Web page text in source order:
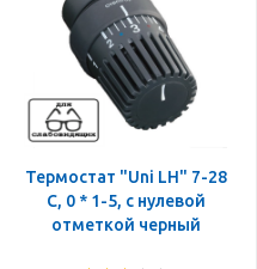
Термостат "Uni LH" 7-28
C, 0 * 1-5, с нулевой
отметкой черный